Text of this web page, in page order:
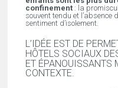
confinement : la
souvent tendu et l’absence
sentiment d’isolement.
L’IDÉE EST DE
HÔTELS SOCIAUX
ET ÉPANOUISSANTS
CONTEXTE.